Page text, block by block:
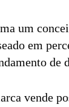
um
em
de
vende